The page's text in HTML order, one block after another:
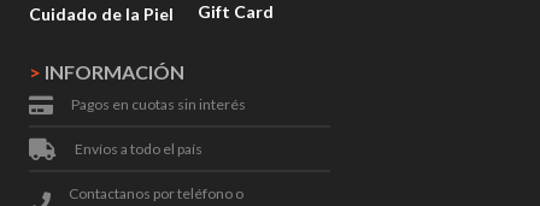
> INFORMACIÓN
Pagos en cuotas sin interés
Envíos a todo el país
Contactanos por teléfono o
Cuidado de la Piel
Gift Card